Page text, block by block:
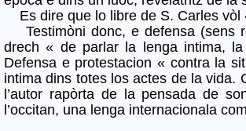
Es dire que lo libre de S. Carles vòl
Testimòni donc, e defensa (sens
drech « de parlar la lenga intima,
Defensa e protestacion « contra la
intima dins totes los actes de la vida.
l’autor rapòrta de la pensada de
l’occitan, una lenga internacionala